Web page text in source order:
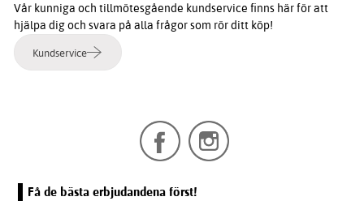
Vår kunniga och tillmötesgående kundservice finns här för att
hjälpa dig och svara på alla frågor som rör ditt köp!
Kundservice
Få de bästa erbjudandena först!